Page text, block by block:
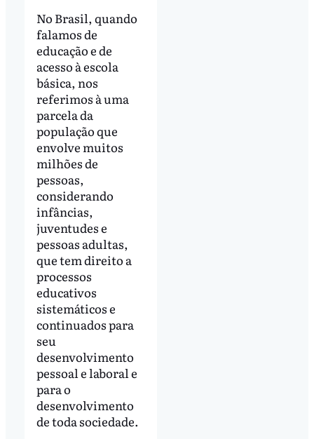
No Brasil, quando
falamos de
educação e de
acesso à escola
básica, nos
referimos à uma
parcela da
população que
envolve muitos
milhões de
pessoas,
considerando
infâncias,
juventudes e
pessoas adultas,
que tem direito a
processos
educativos
sistemáticos e
continuados para
seu
desenvolvimento
pessoal e laboral e
para o
desenvolvimento
de toda sociedade.